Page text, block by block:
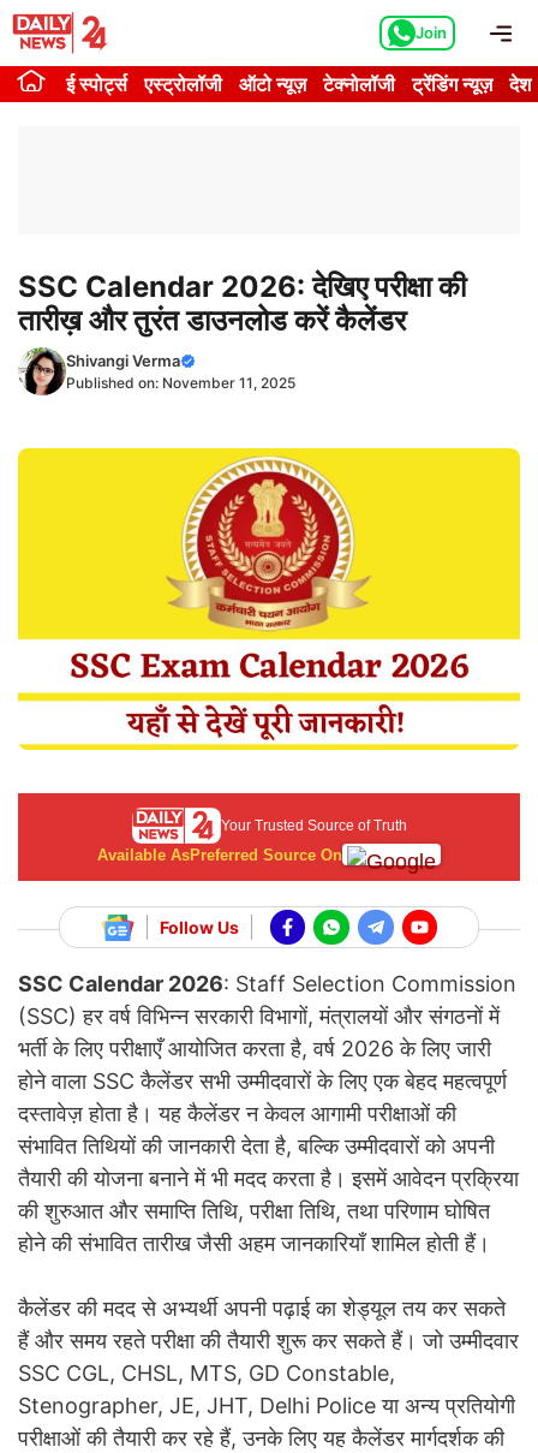
Skip
content
Join
ई स्पोर्ट्स एस्ट्रोलॉजी ऑटो न्यूज़ टेक्नोलॉजी ट्रेंडिंग न्यूज़ देश
SSC Calendar 2026: देखिए परीक्षा की
तारीख़ और तुरंत डाउनलोड करें कैलेंडर
Shivangi Verma
Published on: November 11, 2025
Your Trusted Source of Truth
Available AsPreferred Source On
Follow Us
SSC Calendar 2026: Staff Selection Commission
(SSC) हर वर्ष विभिन्न सरकारी विभागों, मंत्रालयों और संगठनों में
भर्ती के लिए परीक्षाएँ आयोजित करता है, वर्ष 2026 के लिए जारी
होने वाला SSC कैलेंडर सभी उम्मीदवारों के लिए एक बेहद महत्वपूर्ण
दस्तावेज़ होता है। यह कैलेंडर न केवल आगामी परीक्षाओं की
संभावित तिथियों की जानकारी देता है, बल्कि उम्मीदवारों को अपनी
तैयारी की योजना बनाने में भी मदद करता है। इसमें आवेदन प्रक्रिया
की शुरुआत और समाप्ति तिथि, परीक्षा तिथि, तथा परिणाम घोषित
होने की संभावित तारीख जैसी अहम जानकारियाँ शामिल होती हैं।
कैलेंडर की मदद से अभ्यर्थी अपनी पढ़ाई का शेड्यूल तय कर सकते
हैं और समय रहते परीक्षा की तैयारी शुरू कर सकते हैं। जो उम्मीदवार
SSC CGL, CHSL, MTS, GD Constable,
Stenographer, JE, JHT, Delhi Police या अन्य प्रतियोगी
परीक्षाओं की तैयारी कर रहे हैं, उनके लिए यह कैलेंडर मार्गदर्शक की